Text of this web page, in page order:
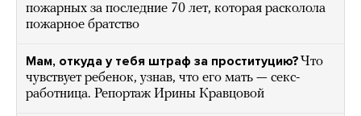
пожарных за последние 70 лет, которая расколола
пожарное братство
Мам, откуда у тебя штраф за проституцию? Что
чувствует ребенок, узнав, что его мать — секс-
работница. Репортаж Ирины Кравцовой